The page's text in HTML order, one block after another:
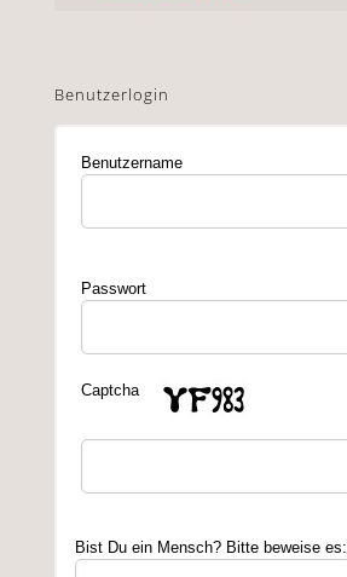
Benutzerlogin
Benutzername
Passwort
Captcha
Bist Du ein Mensch? Bitte beweise es: